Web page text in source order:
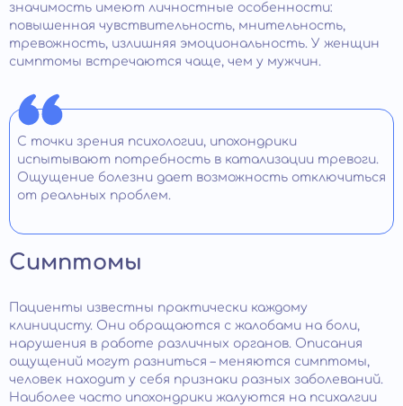
значимость имеют личностные особенности:
повышенная чувствительность, мнительность,
тревожность, излишняя эмоциональность. У женщин
симптомы встречаются чаще, чем у мужчин.
С точки зрения психологии, ипохондрики
испытывают потребность в катализации тревоги.
Ощущение болезни дает возможность отключиться
от реальных проблем.
Симптомы
Пациенты известны практически каждому
клиницисту. Они обращаются с жалобами на боли,
нарушения в работе различных органов. Описания
ощущений могут разниться – меняются симптомы,
человек находит у себя признаки разных заболеваний.
Наиболее часто ипохондрики жалуются на психалгии